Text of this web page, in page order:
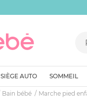
SIÈGE AUTO SOMMEIL
Bain bébé Marche pied